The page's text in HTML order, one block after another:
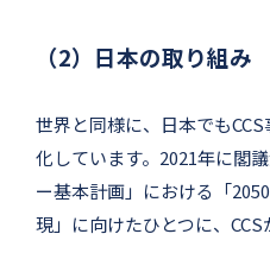
（2）日本の取り組み
世界と同様に、日本でも
化しています。2021年に閣
ー基本計画」における「
現」に向けたひとつに、CCS